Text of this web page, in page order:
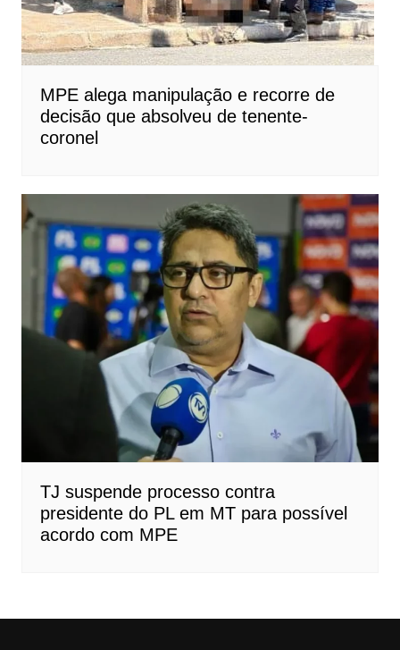
MPE alega manipulação e recorre de
decisão que absolveu de tenente-
coronel
TJ suspende processo contra
presidente do PL em MT para possível
acordo com MPE